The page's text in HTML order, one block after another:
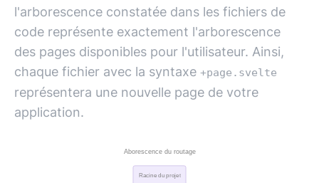
l'arborescence constatée dans les fichiers de
code représente exactement l'arborescence
des pages disponibles pour l'utilisateur. Ainsi,
chaque fichier avec la syntaxe +page.svelte
représentera une nouvelle page de votre
application.